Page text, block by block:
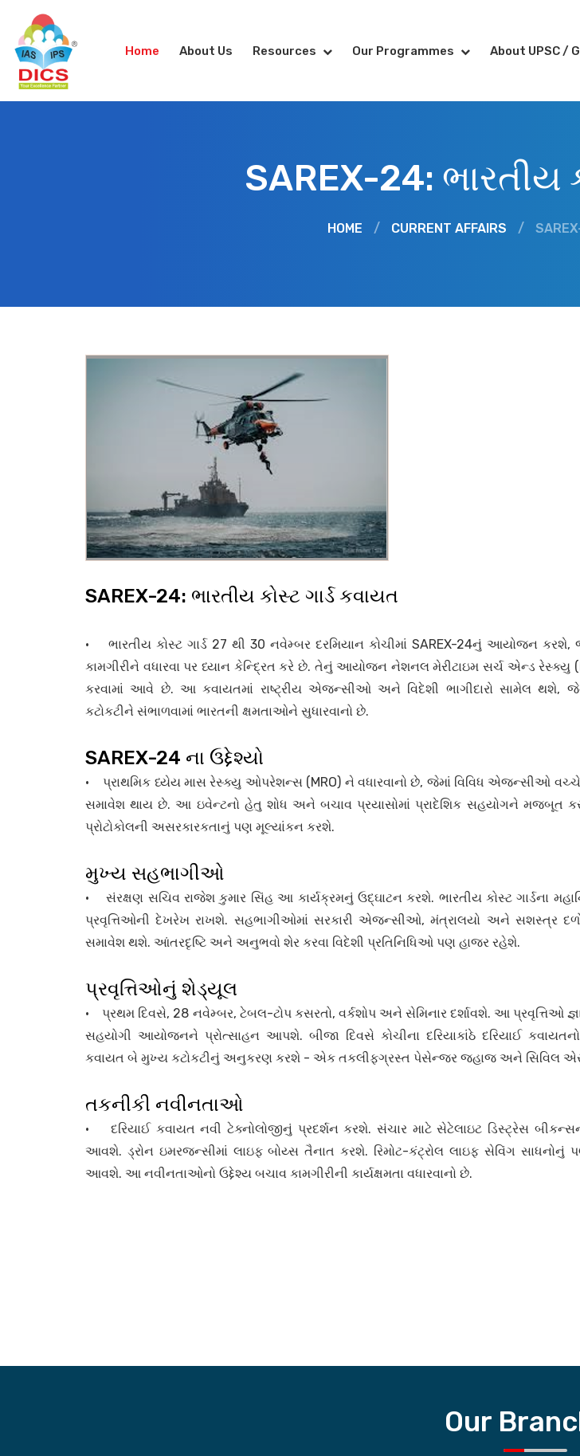
Home About Us Resources Our Programmes About UPSC /
SAREX-24: ભારતીય
HOME / CURRENT AFFAIRS /
SAREX-24: ભારતીય કોસ્ટ ગાર્ડ કવાયત
• ભારતીય કોસ્ટ ગાર્ડ 27 થી 30 નવેમ્બર દરમિયાન કોચીમાં SAREX-24નું આયોજન
કામગીરીને વધારવા પર ધ્યાન કેન્દ્રિત કરે છે. તેનું આયોજન નેશનલ મેરીટાઇમ સર્ચ એન્ડ રેસ્ક્યુ
કરવામાં આવે છે. આ કવાયતમાં રાષ્ટ્રીય એજન્સીઓ અને વિદેશી ભાગીદારો સામેલ થશે,
કટોકટીને સંભાળવામાં ભારતની ક્ષમતાઓને સુધારવાનો છે.
SAREX-24 ના ઉદ્દેશ્યો
• પ્રાથમિક ધ્યેય માસ રેસ્ક્યુ ઓપરેશન્સ (MRO) ને વધારવાનો છે, જેમાં વિવિધ એજન્સીઓ
સમાવેશ થાય છે. આ ઇવેન્ટનો હેતુ શોધ અને બચાવ પ્રયાસોમાં પ્રાદેશિક સહયોગને મજબૂત
પ્રોટોકોલની અસરકારકતાનું પણ મૂલ્યાંકન કરશે.
મુખ્ય સહભાગીઓ
• સંરક્ષણ સચિવ રાજેશ કુમાર સિંહ આ કાર્યક્રમનું ઉદ્ઘાટન કરશે. ભારતીય કોસ્ટ ગાર્ડના
પ્રવૃત્તિઓની દેખરેખ રાખશે. સહભાગીઓમાં સરકારી એજન્સીઓ, મંત્રાલયો અને સશસ્ત્ર
સમાવેશ થશે. આંતરદૃષ્ટિ અને અનુભવો શેર કરવા વિદેશી પ્રતિનિધિઓ પણ હાજર રહેશે.
પ્રવૃત્તિઓનું શેડ્યૂલ
• પ્રથમ દિવસે, 28 નવેમ્બર, ટેબલ-ટોપ કસરતો, વર્કશોપ અને સેમિનાર દર્શાવશે. આ પ્રવૃત્તિઓ
સહયોગી આયોજનને પ્રોત્સાહન આપશે. બીજા દિવસે કોચીના દરિયાકાંઠે દરિયાઈ
કવાયત બે મુખ્ય કટોકટીનું અનુકરણ કરશે - એક તકલીફગ્રસ્ત પેસેન્જર જહાજ અને સિવિલ
તકનીકી નવીનતાઓ
• દરિયાઈ કવાયત નવી ટેક્નોલોજીનું પ્રદર્શન કરશે. સંચાર માટે સેટેલાઇટ ડિસ્ટ્રેસ
આવશે. ડ્રોન ઇમરજન્સીમાં લાઇફ બોય્સ તૈનાત કરશે. રિમોટ-કંટ્રોલ લાઇફ સેવિંગ સાધનોનું
આવશે. આ નવીનતાઓનો ઉદ્દેશ્ય બચાવ કામગીરીની કાર્યક્ષમતા વધારવાનો છે.
Our